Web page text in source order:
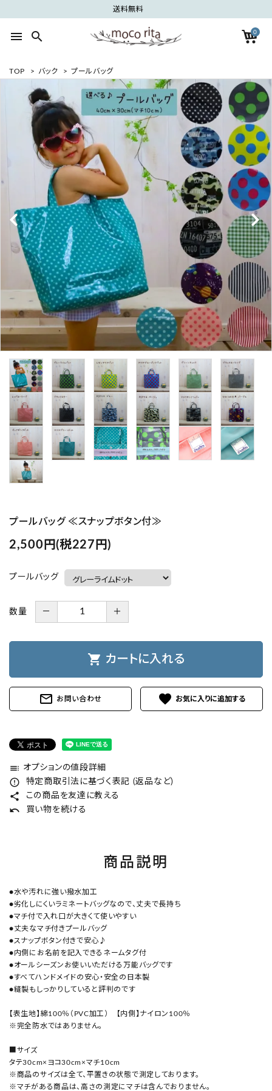
送料無料
menu search 0
search
ACCOUNT MENU
ようこそ ゲスト 様
ログイン person 新規会員登録
カテゴリーから探す
グループから探す
ご利用ガイド
プライバシーポリシー
特定商取引法について
お問い合わせ
Instagram
TOP > バック > プールバッグ
プールバッグ ≪スナップボタン付≫
2,500円(税227円)
プールバッグ
数量 － ＋
shopping_cart カートに入れる
mail_outline お問い合わせ favorite
toc オプションの値段詳細
error_outline 特定商取引法に基づく表記 (返品など)
share この商品を友達に教える
undo 買い物を続ける
商品説明
●水や汚れに強い撥水加工
●劣化しにくいラミネートバッグなので、丈夫で長持ち
●マチ付で入れ口が大きくて使いやすい
●丈夫なマチ付きプールバッグ
●スナップボタン付きで安心♪
●内側にお名前を記入できるネームタグ付
●オールシーズンお使いいただける万能バッグです
●すべてハンドメイドの安心・安全の日本製
●縫製もしっかりしていると評判のです
【表生地】綿100％（PVC加工） 【内側】ナイロン100％
※完全防水ではありません。
■サイズ
タテ30cm×ヨコ30cm×マチ10cm
※商品のサイズは全て、平置きの状態で測定しております。
※マチがある商品は、高さの測定にマチは含んでおりません。